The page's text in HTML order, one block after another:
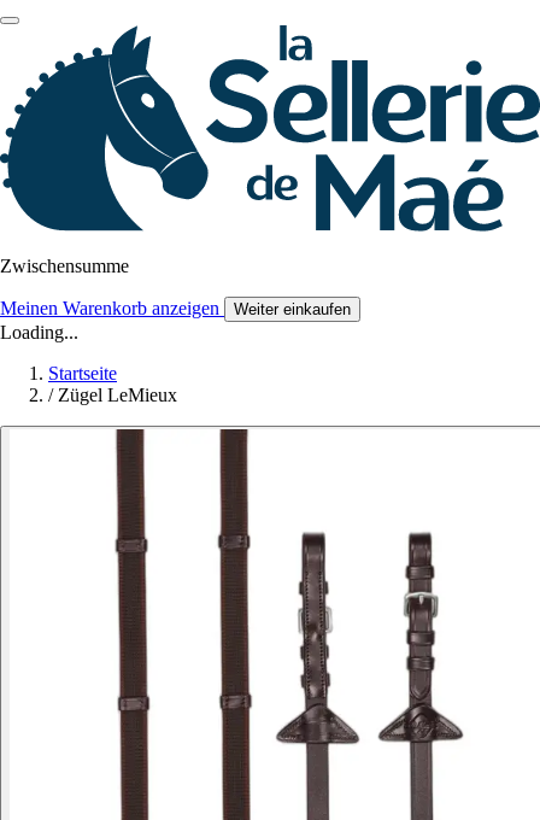
Zwischensumme
Meinen Warenkorb anzeigen Weiter einkaufen
Loading...
Startseite
/ Zügel LeMieux